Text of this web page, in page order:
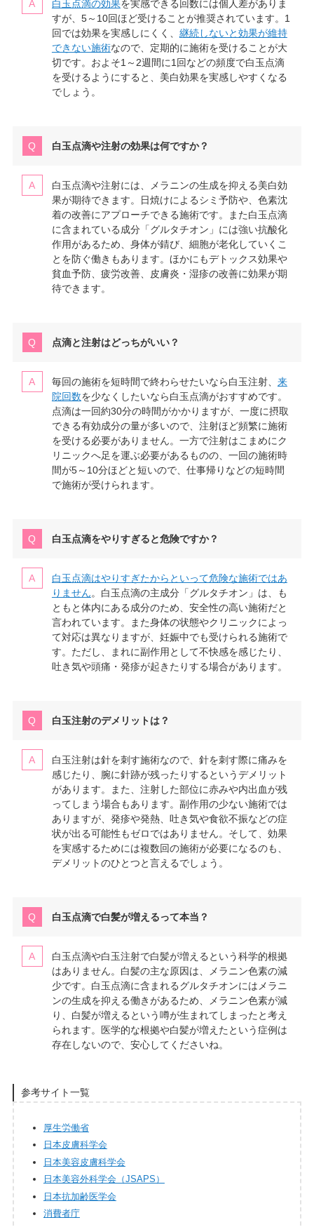
白玉点滴の効果を実感できる回数には個人差がありま
すが、5～10回ほど受けることが推奨されています。1
回では効果を実感しにくく、 継続しないと効果が維持
できない施術なので、定期的に施術を受けることが大
切です。およそ1～2週間に1回などの頻度で白玉点滴
を受けるようにすると、美白効果を実感しやすくなる
でしょう。
白玉点滴や注射の効果は何ですか？
白玉点滴や注射には、メラニンの生成を抑える美白効
果が期待できます。日焼けによるシミ予防や、色素沈
着の改善にアプローチできる施術です。また白玉点滴
に含まれている成分「グルタチオン」には強い抗酸化
作用があるため、身体が錆び、細胞が老化していくこ
とを防ぐ働きもあります。ほかにもデトックス効果や
貧血予防、疲労改善、皮膚炎・湿疹の改善に効果が期
待できます。
点滴と注射はどっちがいい？
毎回の施術を短時間で終わらせたいなら白玉注射、 来
院回数を少なくしたいなら白玉点滴がおすすめです。
点滴は一回約30分の時間がかかりますが、一度に摂取
できる有効成分の量が多いので、注射ほど頻繁に施術
を受ける必要がありません。一方で注射はこまめにク
リニックへ足を運ぶ必要があるものの、一回の施術時
間が5～10分ほどと短いので、仕事帰りなどの短時間
で施術が受けられます。
白玉点滴をやりすぎると危険ですか？
白玉点滴はやりすぎたからといって危険な施術ではあ
りません。白玉点滴の主成分「グルタチオン」は、も
ともと体内にある成分のため、安全性の高い施術だと
言われています。また身体の状態やクリニックによっ
て対応は異なりますが、妊娠中でも受けられる施術で
す。ただし、まれに副作用として不快感を感じたり、
吐き気や頭痛・発疹が起きたりする場合があります。
白玉注射のデメリットは？
白玉注射は針を刺す施術なので、針を刺す際に痛みを
感じたり、腕に針跡が残ったりするというデメリット
があります。また、注射した部位に赤みや内出血が残
ってしまう場合もあります。副作用の少ない施術では
ありますが、発疹や発熱、吐き気や食欲不振などの症
状が出る可能性もゼロではありません。そして、効果
を実感するためには複数回の施術が必要になるのも、
デメリットのひとつと言えるでしょう。
白玉点滴で白髪が増えるって本当？
白玉点滴や白玉注射で白髪が増えるという科学的根拠
はありません。白髪の主な原因は、メラニン色素の減
少です。白玉点滴に含まれるグルタチオンにはメラニ
ンの生成を抑える働きがあるため、メラニン色素が減
り、白髪が増えるという噂が生まれてしまったと考え
られます。医学的な根拠や白髪が増えたという症例は
存在しないので、安心してくださいね。
参考サイト一覧
厚生労働省
日本皮膚科学会
日本美容皮膚科学会
日本美容外科学会（JSAPS）
日本抗加齢医学会
消費者庁